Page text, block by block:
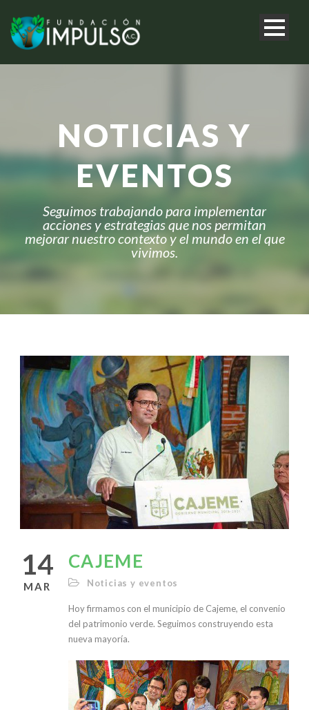
NOTICIAS Y
EVENTOS
Seguimos trabajando para implementar
acciones y estrategias que nos permitan
mejorar nuestro contexto y el mundo en el que
vivimos.
14
MAR
CAJEME
Noticias y eventos
Hoy firmamos con el municipio de Cajeme, el convenio
del patrimonio verde. Seguimos construyendo esta
nueva mayoría.